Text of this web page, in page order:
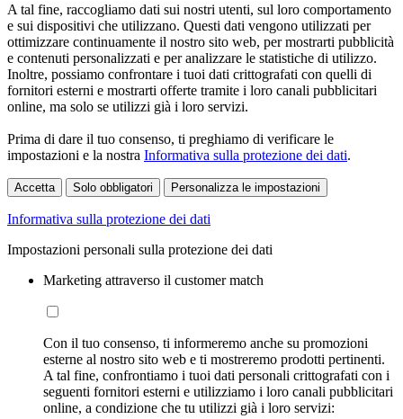
A tal fine, raccogliamo dati sui nostri utenti, sul loro comportamento
e sui dispositivi che utilizzano. Questi dati vengono utilizzati per
ottimizzare continuamente il nostro sito web, per mostrarti pubblicità
e contenuti personalizzati e per analizzare le statistiche di utilizzo.
Inoltre, possiamo confrontare i tuoi dati crittografati con quelli di
fornitori esterni e mostrarti offerte tramite i loro canali pubblicitari
online, ma solo se utilizzi già i loro servizi.
Prima di dare il tuo consenso, ti preghiamo di verificare le
impostazioni e la nostra Informativa sulla protezione dei dati.
Accetta Solo obbligatori Personalizza le impostazioni
Informativa sulla protezione dei dati
Impostazioni personali sulla protezione dei dati
Marketing attraverso il customer match
Con il tuo consenso, ti informeremo anche su promozioni
esterne al nostro sito web e ti mostreremo prodotti pertinenti.
A tal fine, confrontiamo i tuoi dati personali crittografati con i
seguenti fornitori esterni e utilizziamo i loro canali pubblicitari
online, a condizione che tu utilizzi già i loro servizi: